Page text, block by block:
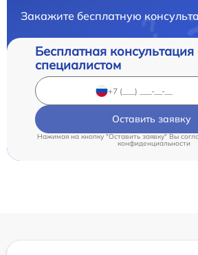
Закажите бесплатную
Бесплатная консультация
специалистом
Оставить заявку
Нажимая на кнопку "Оставить заявку" Вы
конфиденциальности